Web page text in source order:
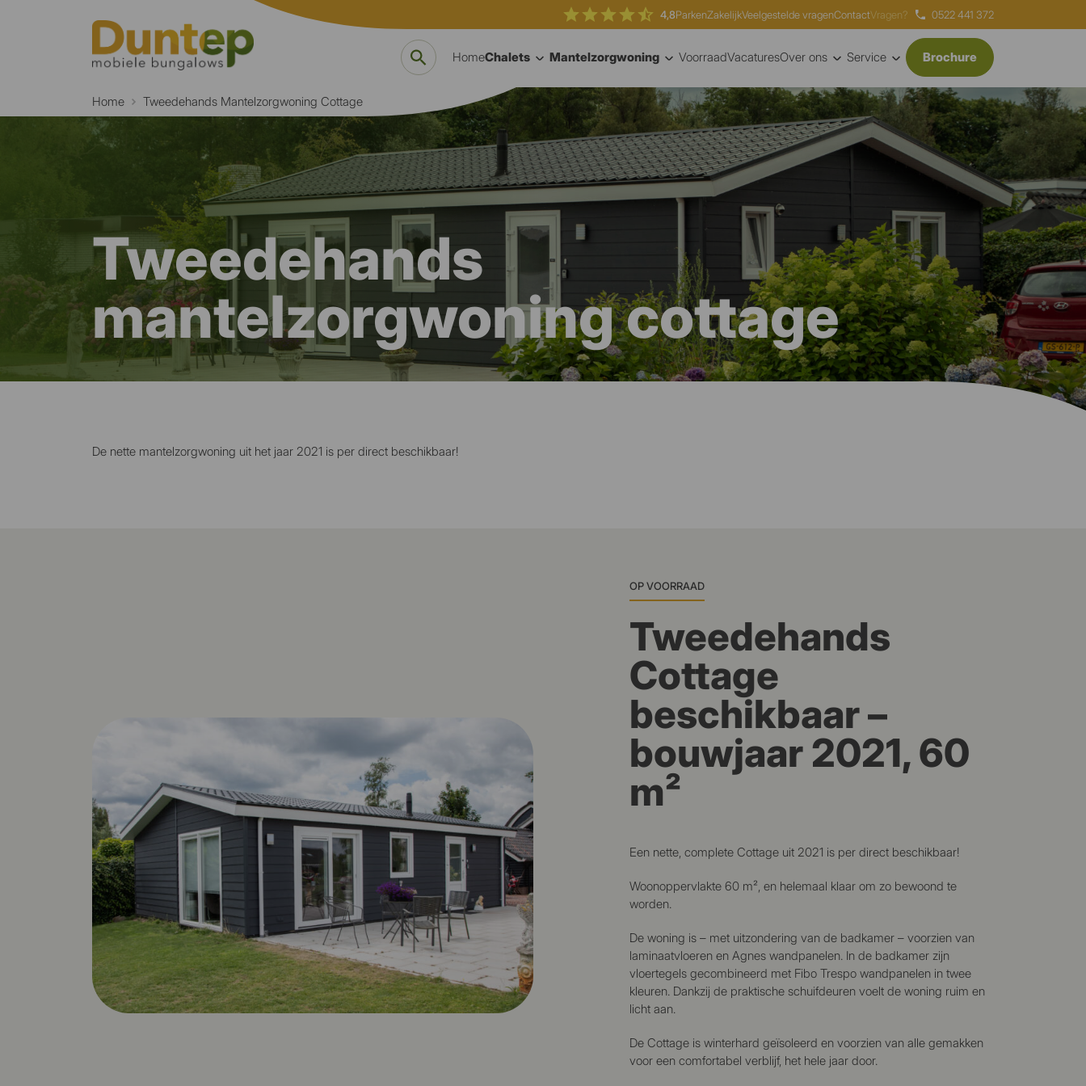
4,8ParkenZakelijkVeelgestelde vragenContactVragen? 0522 441 372
HomeChalets Mantelzorgwoning VoorraadVacaturesOver ons Service Brochure
Home Tweedehands Mantelzorgwoning Cottage
Tweedehands
mantelzorgwoning cottage
De nette mantelzorgwoning uit het jaar 2021 is per direct beschikbaar!
OP VOORRAAD
Tweedehands
Cottage
beschikbaar –
bouwjaar 2021, 60
m²
Een nette, complete Cottage uit 2021 is per direct beschikbaar!
Woonoppervlakte 60 m², en helemaal klaar om zo bewoond te
worden.
De woning is – met uitzondering van de badkamer – voorzien van
laminaatvloeren en Agnes wandpanelen. In de badkamer zijn
vloertegels gecombineerd met Fibo Trespo wandpanelen in twee
kleuren. Dankzij de praktische schuifdeuren voelt de woning ruim en
licht aan.
De Cottage is winterhard geïsoleerd en voorzien van alle gemakken
voor een comfortabel verblijf, het hele jaar door.